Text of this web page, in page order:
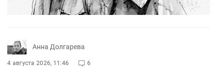
Анна Долгарева
4 августа 2026, 11:46 6